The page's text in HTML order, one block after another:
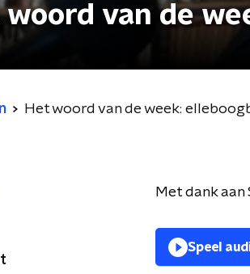
woord van de
Het woord van de week:
Met dank aan
Speel